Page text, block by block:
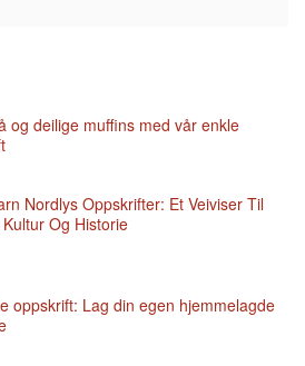
og deilige muffins med vår enkle
Nordlys Oppskrifter: Et Veiviser Til
Og Historie
oppskrift: Lag din egen hjemmelagde